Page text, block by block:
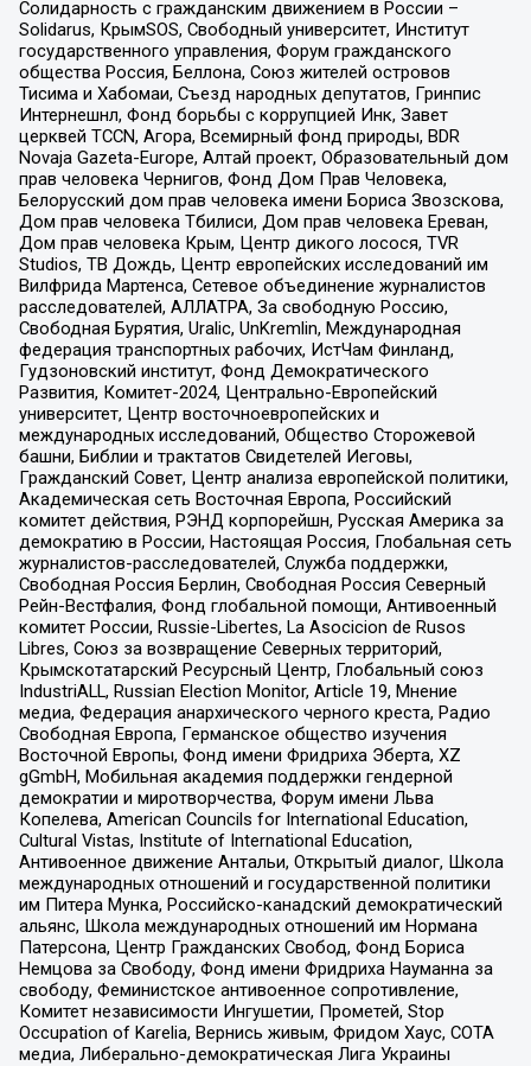
Солидарность с гражданским движением в России –
Solidarus, КрымSOS, Свободный университет, Институт
государственного управления, Форум гражданского
общества Россия, Беллона, Союз жителей островов
Тисима и Хабомаи, Съезд народных депутатов, Гринпис
Интернешнл, Фонд борьбы с коррупцией Инк, Завет
церквей TCCN, Агора, Всемирный фонд природы, BDR
Novaja Gazeta-Europe, Алтай проект, Образовательный дом
прав человека Чернигов, Фонд Дом Прав Человека,
Белорусский дом прав человека имени Бориса Звозскова,
Дом прав человека Тбилиси, Дом прав человека Ереван,
Дом прав человека Крым, Центр дикого лосося, TVR
Studios, ТВ Дождь, Центр европейских исследований им
Вилфрида Мартенса, Сетевое объединение журналистов
расследователей, АЛЛАТРА, За свободную Россию,
Свободная Бурятия, Uralic, UnKremlin, Международная
федерация транспортных рабочих, ИстЧам Финланд,
Гудзоновский институт, Фонд Демократического
Развития, Комитет-2024, Центрально-Европейский
университет, Центр восточноевропейских и
международных исследований, Общество Сторожевой
башни, Библии и трактатов Свидетелей Иеговы,
Гражданский Совет, Центр анализа европейской политики,
Академическая сеть Восточная Европа, Российский
комитет действия, РЭНД корпорейшн, Русская Америка за
демократию в России, Настоящая Россия, Глобальная сеть
журналистов-расследователей, Служба поддержки,
Свободная Россия Берлин, Свободная Россия Северный
Рейн-Вестфалия, Фонд глобальной помощи, Антивоенный
комитет России, Russie-Libertes, La Asocicion de Rusos
Libres, Союз за возвращение Северных территорий,
Крымскотатарский Ресурсный Центр, Глобальный союз
IndustriALL, Russian Election Monitor, Article 19, Мнение
медиа, Федерация анархического черного креста, Радио
Свободная Европа, Германское общество изучения
Восточной Европы, Фонд имени Фридриха Эберта, XZ
gGmbH, Мобильная академия поддержки гендерной
демократии и миротворчества, Форум имени Льва
Копелева, American Councils for International Education,
Cultural Vistas, Institute of International Education,
Антивоенное движение Антальи, Открытый диалог, Школа
международных отношений и государственной политики
им Питера Мунка, Российско-канадский демократический
альянс, Школа международных отношений им Нормана
Патерсона, Центр Гражданских Свобод, Фонд Бориса
Немцова за Свободу, Фонд имени Фридриха Науманна за
свободу, Феминистское антивоенное сопротивление,
Комитет независимости Ингушетии, Прометей, Stop
Occupation of Karelia, Вернись живым, Фридом Хаус, СОТА
медиа, Либерально-демократическая Лига Украины